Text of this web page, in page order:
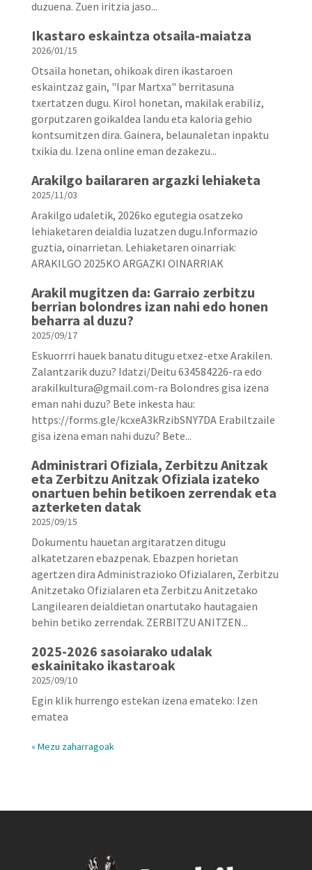
duzuena. Zuen iritzia jaso...
Ikastaro eskaintza otsaila-maiatza
2026/01/15
Otsaila honetan, ohikoak diren ikastaroen
eskaintzaz gain, "Ipar Martxa" berritasuna
txertatzen dugu. Kirol honetan, makilak erabiliz,
gorputzaren goikaldea landu eta kaloria gehio
kontsumitzen dira. Gainera, belaunaletan inpaktu
txikia du. Izena online eman dezakezu...
Arakilgo bailararen argazki lehiaketa
2025/11/03
Arakilgo udaletik, 2026ko egutegia osatzeko
lehiaketaren deialdia luzatzen dugu.Informazio
guztia, oinarrietan. Lehiaketaren oinarriak:
ARAKILGO 2025KO ARGAZKI OINARRIAK
Arakil mugitzen da: Garraio zerbitzu
berrian bolondres izan nahi edo honen
beharra al duzu?
2025/09/17
Eskuorrri hauek banatu ditugu etxez-etxe Arakilen.
Zalantzarik duzu? Idatzi/Deitu 634584226-ra edo
arakilkultura@gmail.com-ra Bolondres gisa izena
eman nahi duzu? Bete inkesta hau:
https://forms.gle/kcxeA3kRzibSNY7DA Erabiltzaile
gisa izena eman nahi duzu? Bete...
Administrari Ofiziala, Zerbitzu Anitzak
eta Zerbitzu Anitzak Ofiziala izateko
onartuen behin betikoen zerrendak eta
azterketen datak
2025/09/15
Dokumentu hauetan argitaratzen ditugu
alkatetzaren ebazpenak. Ebazpen horietan
agertzen dira Administrazioko Ofizialaren, Zerbitzu
Anitzetako Ofizialaren eta Zerbitzu Anitzetako
Langilearen deialdietan onartutako hautagaien
behin betiko zerrendak. ZERBITZU ANITZEN...
2025-2026 sasoiarako udalak
eskainitako ikastaroak
2025/09/10
Egin klik hurrengo estekan izena emateko: Izen
ematea
« Mezu zaharragoak